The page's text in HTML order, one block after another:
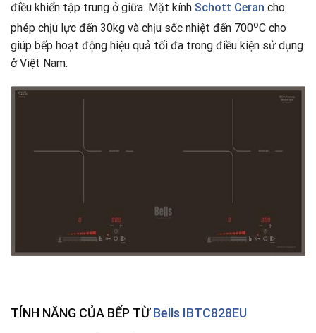
điều khiển tập trung ở giữa. Mặt kính Schott Ceran cho
phép chịu lực đến 30kg và chịu sốc nhiệt đến 700oC cho
giúp bếp hoạt động hiệu quả tối đa trong điều kiện sử dụng
ở Việt Nam.
TÍNH NĂNG CỦA BẾP TỪBells IBTC828EU